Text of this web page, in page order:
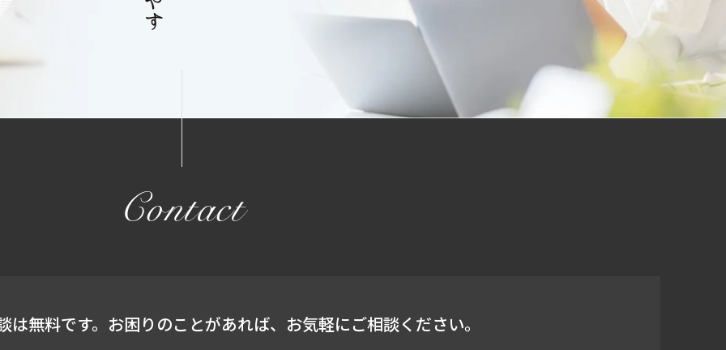
Contact
無料です。 お困りのことがあれば、 お気軽にご相談ください。